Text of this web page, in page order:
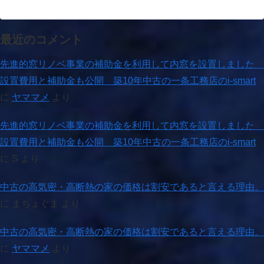
最近のコメント
先進的窓リノベ事業の補助金を利用して内窓を設置しました
設置費用と補助金も公開 築10年中古の一条工務店のi-smart
に ヤママメ より
先進的窓リノベ事業の補助金を利用して内窓を設置しました
設置費用と補助金も公開 築10年中古の一条工務店のi-smart
に S より
中古の高気密・高断熱の家の価格は割安であると言える理由。
に
まちょぐま より
中古の高気密・高断熱の家の価格は割安であると言える理由。
に ヤママメ より